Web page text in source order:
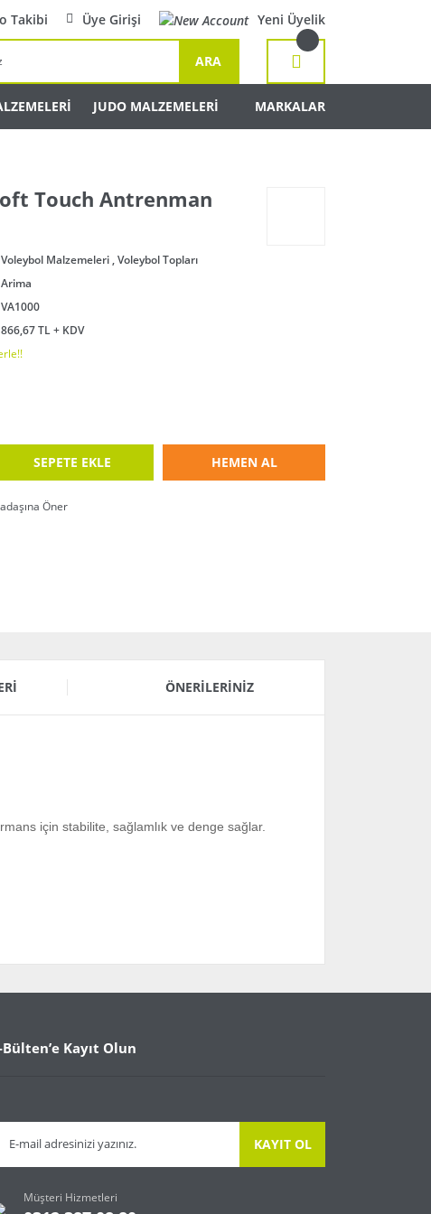
Takibi Üye Girişi Yeni Üyelik
ARA
JUDO MALZEMELERİ MARKALAR
Touch Antrenman
Voleybol Malzemeleri,Voleybol Topları
Arima
VA1000
866,67 TL + KDV
SEPETE EKLE HEMEN AL
Öner
ÖNERILERINIZ
için stabilite, sağlamlık ve denge sağlar.
tarafımıza iletebilirsiniz.
Bülten’e Kayıt Olun
KAYIT OL
Müşteri Hizmetleri